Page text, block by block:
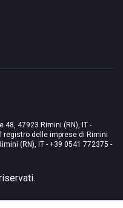
48, 47923 Rimini (RN), IT -
registro delle imprese di Rimini
(RN), IT - +39 0541 772375 -